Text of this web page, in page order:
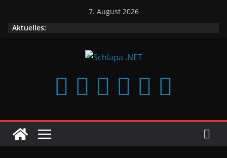
7. August 2026
Aktuelles: